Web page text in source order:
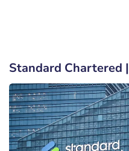
Standard Chartered |